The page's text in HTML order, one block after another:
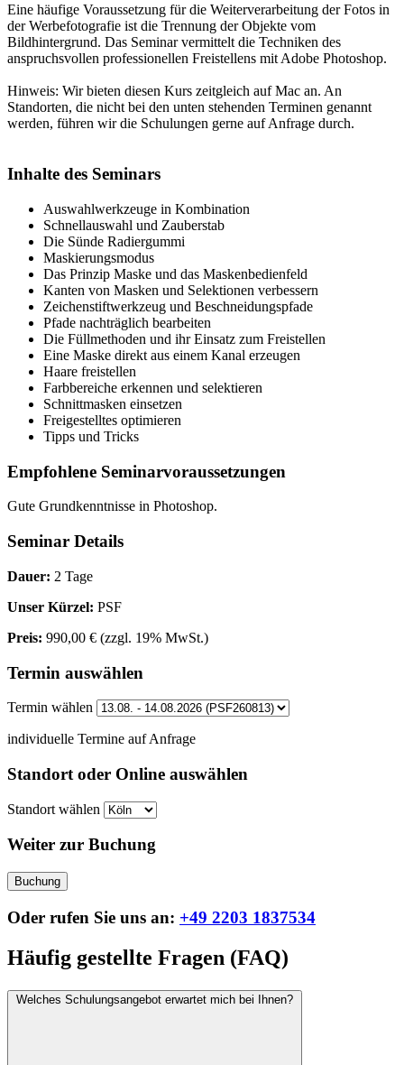
Eine häufige Voraussetzung für die Weiterverarbeitung der Fotos in
der Werbefotografie ist die Trennung der Objekte vom
Bildhintergrund. Das Seminar vermittelt die Techniken des
anspruchsvollen professionellen Freistellens mit Adobe Photoshop.
Hinweis: Wir bieten diesen Kurs zeitgleich auf Mac an. An
Standorten, die nicht bei den unten stehenden Terminen genannt
werden, führen wir die Schulungen gerne auf Anfrage durch.
Inhalte des Seminars
Auswahlwerkzeuge in Kombination
Schnellauswahl und Zauberstab
Die Sünde Radiergummi
Maskierungsmodus
Das Prinzip Maske und das Maskenbedienfeld
Kanten von Masken und Selektionen verbessern
Zeichenstiftwerkzeug und Beschneidungspfade
Pfade nachträglich bearbeiten
Die Füllmethoden und ihr Einsatz zum Freistellen
Eine Maske direkt aus einem Kanal erzeugen
Haare freistellen
Farbbereiche erkennen und selektieren
Schnittmasken einsetzen
Freigestelltes optimieren
Tipps und Tricks
Empfohlene Seminarvoraussetzungen
Gute Grundkenntnisse in Photoshop.
Seminar Details
Dauer: 2 Tage
Unser Kürzel: PSF
Preis: 990,00 € (zzgl. 19% MwSt.)
Termin auswählen
Termin wählen
individuelle Termine auf Anfrage
Standort oder Online auswählen
Standort wählen
Weiter zur Buchung
Buchung
Oder rufen Sie uns an: +49 2203 1837534
Häufig gestellte Fragen (FAQ)
Welches Schulungsangebot erwartet mich bei Ihnen?